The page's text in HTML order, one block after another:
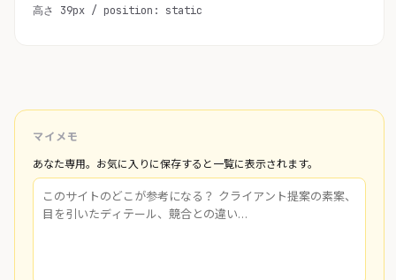
高さ 39px / position: static
マイメモ
あなた専用。お気に入りに保存すると一覧に表示されます。